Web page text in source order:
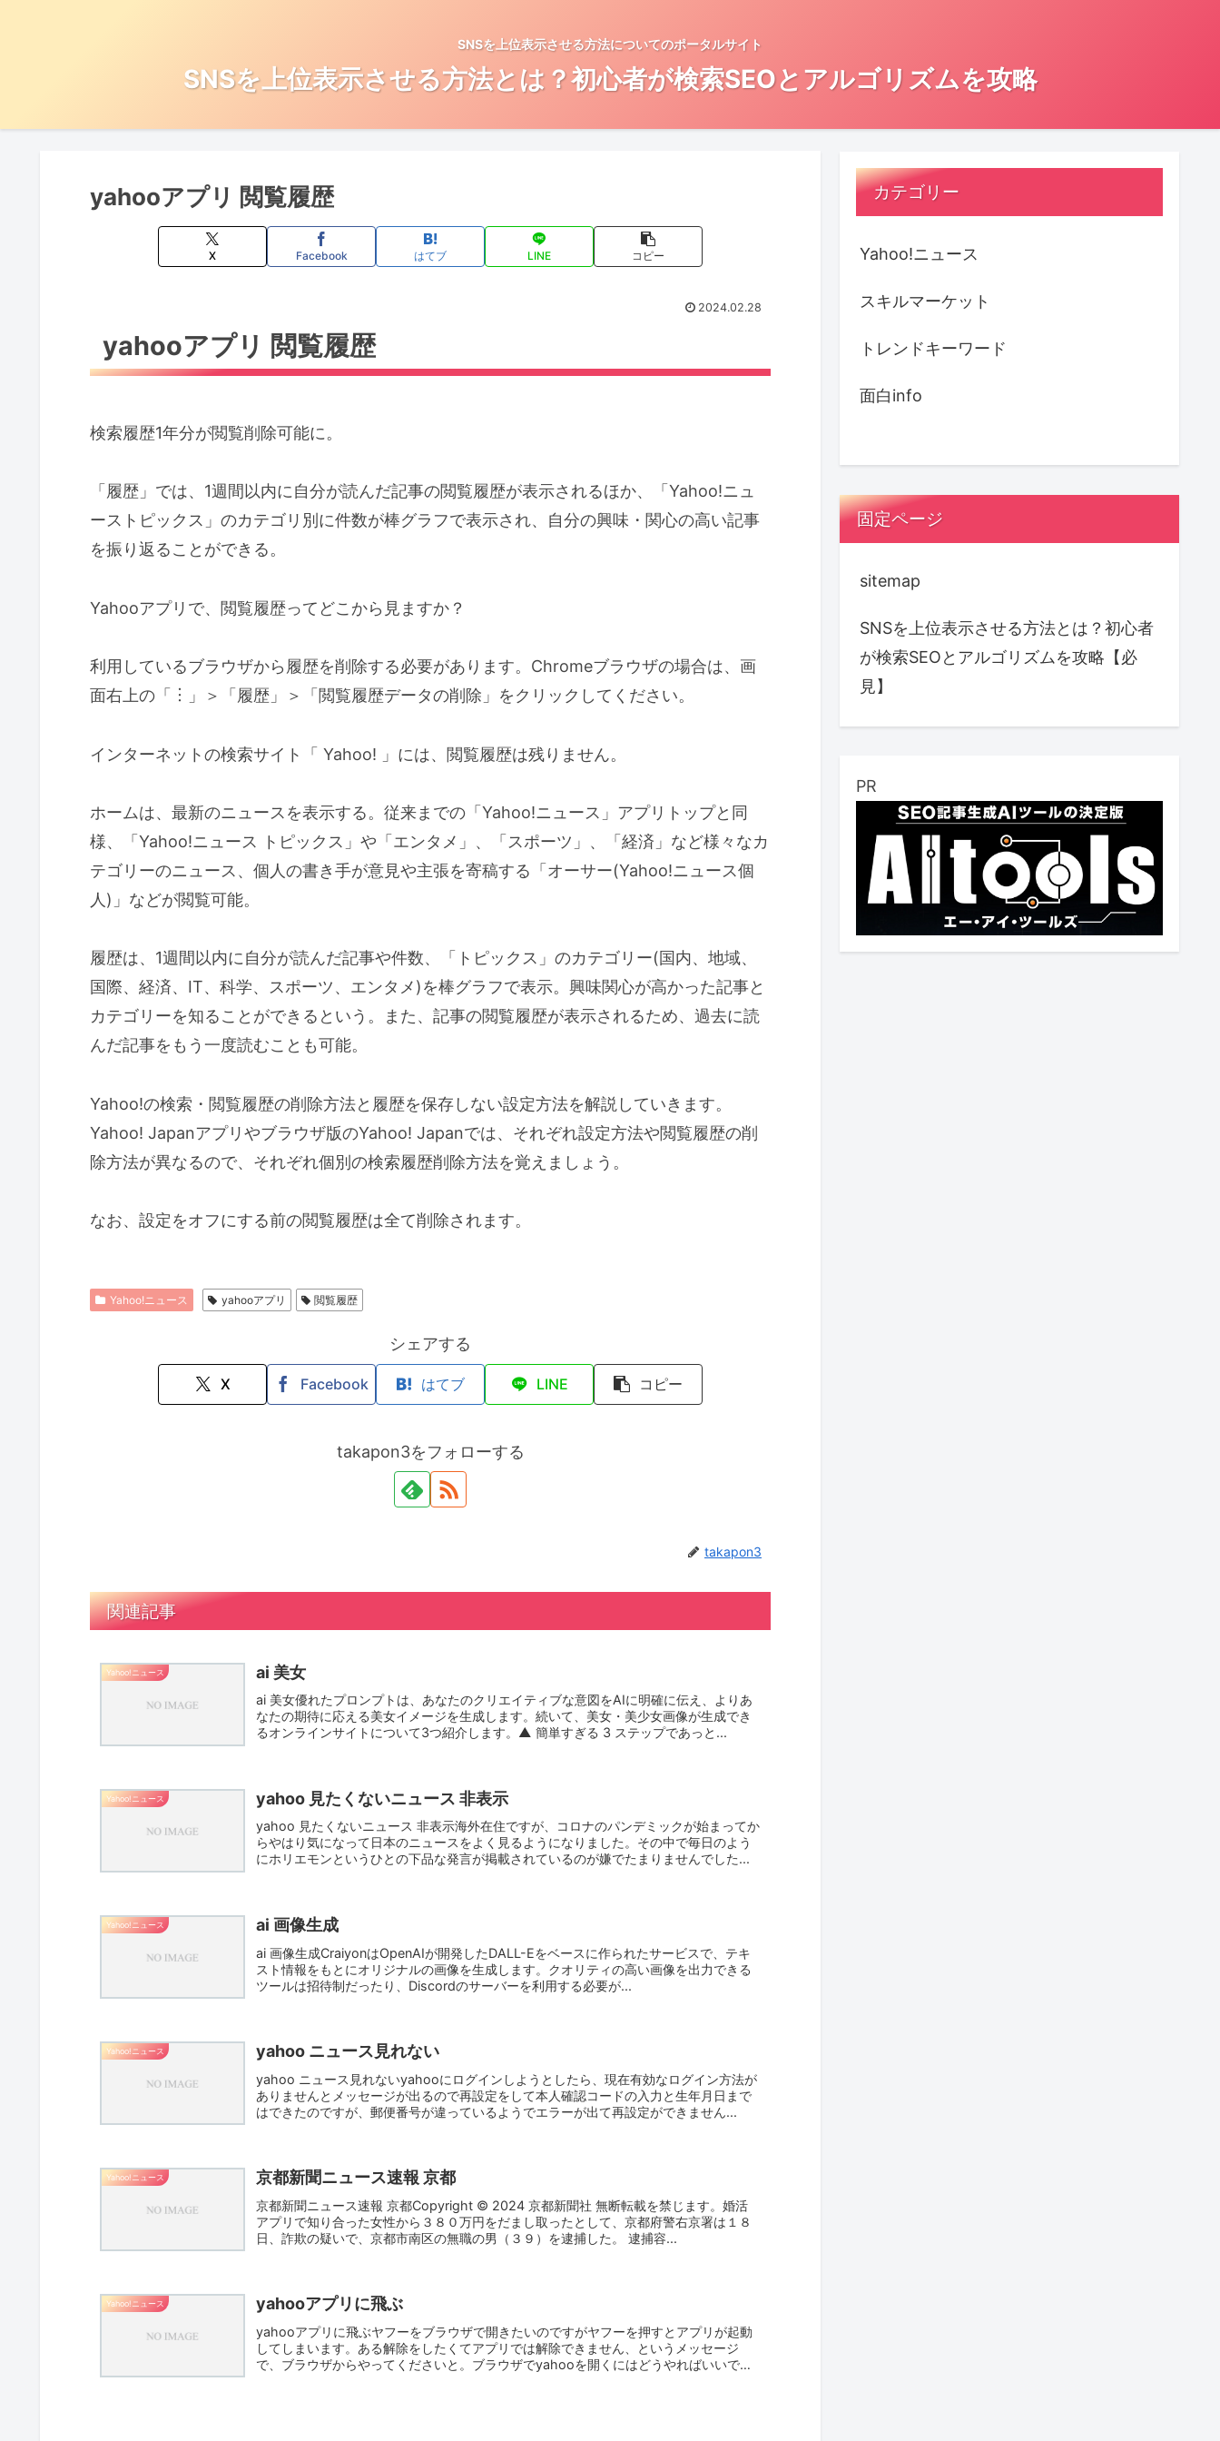
SNSを上位表示させる方法についてのポータルサイト
SNSを上位表示させる方法とは？初心者が検索SEOとアルゴリズムを攻略
yahooアプリ 閲覧履歴
X Facebook はてブ LINE コピー
2024.02.28
yahooアプリ 閲覧履歴
検索履歴1年分が閲覧削除可能に。
「履歴」では、1週間以内に自分が読んだ記事の閲覧履歴が表示されるほか、「Yahoo!ニュ
ーストピックス」のカテゴリ別に件数が棒グラフで表示され、自分の興味・関心の高い記事
を振り返ることができる。
Yahooアプリで、閲覧履歴ってどこから見ますか？
利用しているブラウザから履歴を削除する必要があります。Chromeブラウザの場合は、画
面右上の「︙」＞「履歴」＞「閲覧履歴データの削除」をクリックしてください。
インターネットの検索サイト「 Yahoo! 」には、閲覧履歴は残りません。
ホームは、最新のニュースを表示する。従来までの「Yahoo!ニュース」アプリトップと同
様、「Yahoo!ニュース トピックス」や「エンタメ」、「スポーツ」、「経済」など様々なカ
テゴリーのニュース、個人の書き手が意見や主張を寄稿する「オーサー(Yahoo!ニュース個
人)」などが閲覧可能。
履歴は、1週間以内に自分が読んだ記事や件数、「トピックス」のカテゴリー(国内、地域、
国際、経済、IT、科学、スポーツ、エンタメ)を棒グラフで表示。興味関心が高かった記事と
カテゴリーを知ることができるという。また、記事の閲覧履歴が表示されるため、過去に読
んだ記事をもう一度読むことも可能。
Yahoo!の検索・閲覧履歴の削除方法と履歴を保存しない設定方法を解説していきます。
Yahoo! Japanアプリやブラウザ版のYahoo! Japanでは、それぞれ設定方法や閲覧履歴の削
除方法が異なるので、それぞれ個別の検索履歴削除方法を覚えましょう。
なお、設定をオフにする前の閲覧履歴は全て削除されます。
Yahoo!ニュース yahooアプリ 閲覧履歴
シェアする
X Facebook はてブ LINE コピー
takapon3をフォローする
takapon3
関連記事
Yahoo!ニュース ai 美女
ai 美女優れたプロンプトは、あなたのクリエイティブな意図をAIに明確に伝え、よりあ
なたの期待に応える美女イメージを生成します。続いて、美女・美少女画像が生成でき
るオンラインサイトについて3つ紹介します。▲ 簡単すぎる 3 ステップであっと...
Yahoo!ニュース yahoo 見たくないニュース 非表示
yahoo 見たくないニュース 非表示海外在住ですが、コロナのパンデミックが始まってか
らやはり気になって日本のニュースをよく見るようになりました。その中で毎日のよう
にホリエモンというひとの下品な発言が掲載されているのが嫌でたまりませんでした...
Yahoo!ニュース ai 画像生成
ai 画像生成CraiyonはOpenAIが開発したDALL-Eをベースに作られたサービスで、テキ
スト情報をもとにオリジナルの画像を生成します。クオリティの高い画像を出力できる
ツールは招待制だったり、Discordのサーバーを利用する必要が...
Yahoo!ニュース yahoo ニュース見れない
yahoo ニュース見れないyahooにログインしようとしたら、現在有効なログイン方法が
ありませんとメッセージが出るので再設定をして本人確認コードの入力と生年月日まで
はできたのですが、郵便番号が違っているようでエラーが出て再設定ができません...
Yahoo!ニュース 京都新聞ニュース速報 京都
京都新聞ニュース速報 京都Copyright © 2024 京都新聞社 無断転載を禁じます。婚活
アプリで知り合った女性から３８０万円をだまし取ったとして、京都府警右京署は１８
日、詐欺の疑いで、京都市南区の無職の男（３９）を逮捕した。 逮捕容...
Yahoo!ニュース yahooアプリに飛ぶ
yahooアプリに飛ぶヤフーをブラウザで開きたいのですがヤフーを押すとアプリが起動
してしまいます。ある解除をしたくてアプリでは解除できません、というメッセージ
で、ブラウザからやってくださいと。ブラウザでyahooを開くにはどうやればいいで
カテゴリー
Yahoo!ニュース
スキルマーケット
トレンドキーワード
面白info
固定ページ
sitemap
SNSを上位表示させる方法とは？初心者
が検索SEOとアルゴリズムを攻略【必
見】
PR